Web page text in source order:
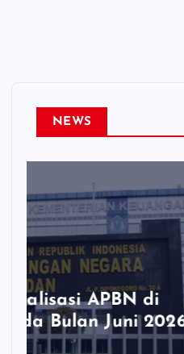
NEWS
NASIONAL
Bupati Aceh
BNPB, Minta
Pencairan
Tahap II Bagi